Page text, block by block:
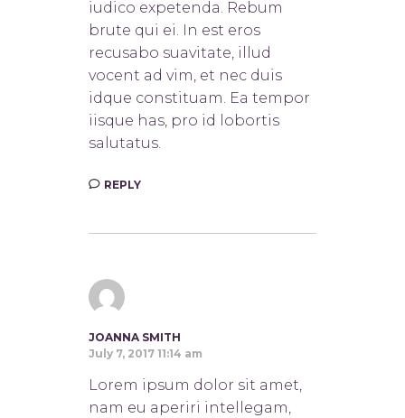
iudico expetenda. Rebum
brute qui ei. In est eros
recusabo suavitate, illud
vocent ad vim, et nec duis
idque constituam. Ea tempor
iisque has, pro id lobortis
salutatus.
REPLY
JOANNA SMITH
July 7, 2017 11:14 am
Lorem ipsum dolor sit amet,
nam eu aperiri intellegam,